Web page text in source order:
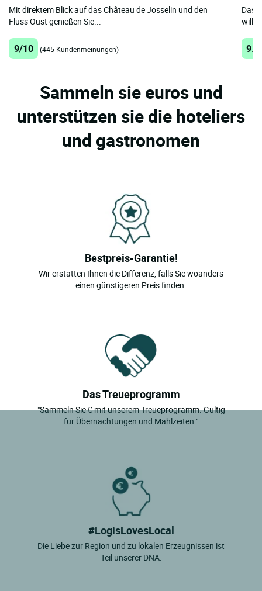
Mit direktem Blick auf das Château de Josselin und den
Fluss Oust genießen Sie...
9/10 (445 Kundenmeinungen)
Das
Sammeln sie euros und
unterstützen sie die hoteliers
und gastronomen
Bestpreis-Garantie!
Wir erstatten Ihnen die Differenz, falls Sie woanders
einen günstigeren Preis finden.
Das Treueprogramm
"Sammeln Sie € mit unserem Treueprogramm. Gültig
für Übernachtungen und Mahlzeiten."
#LogisLovesLocal
Die Liebe zur Region und zu lokalen Erzeugnissen ist
Teil unserer DNA.